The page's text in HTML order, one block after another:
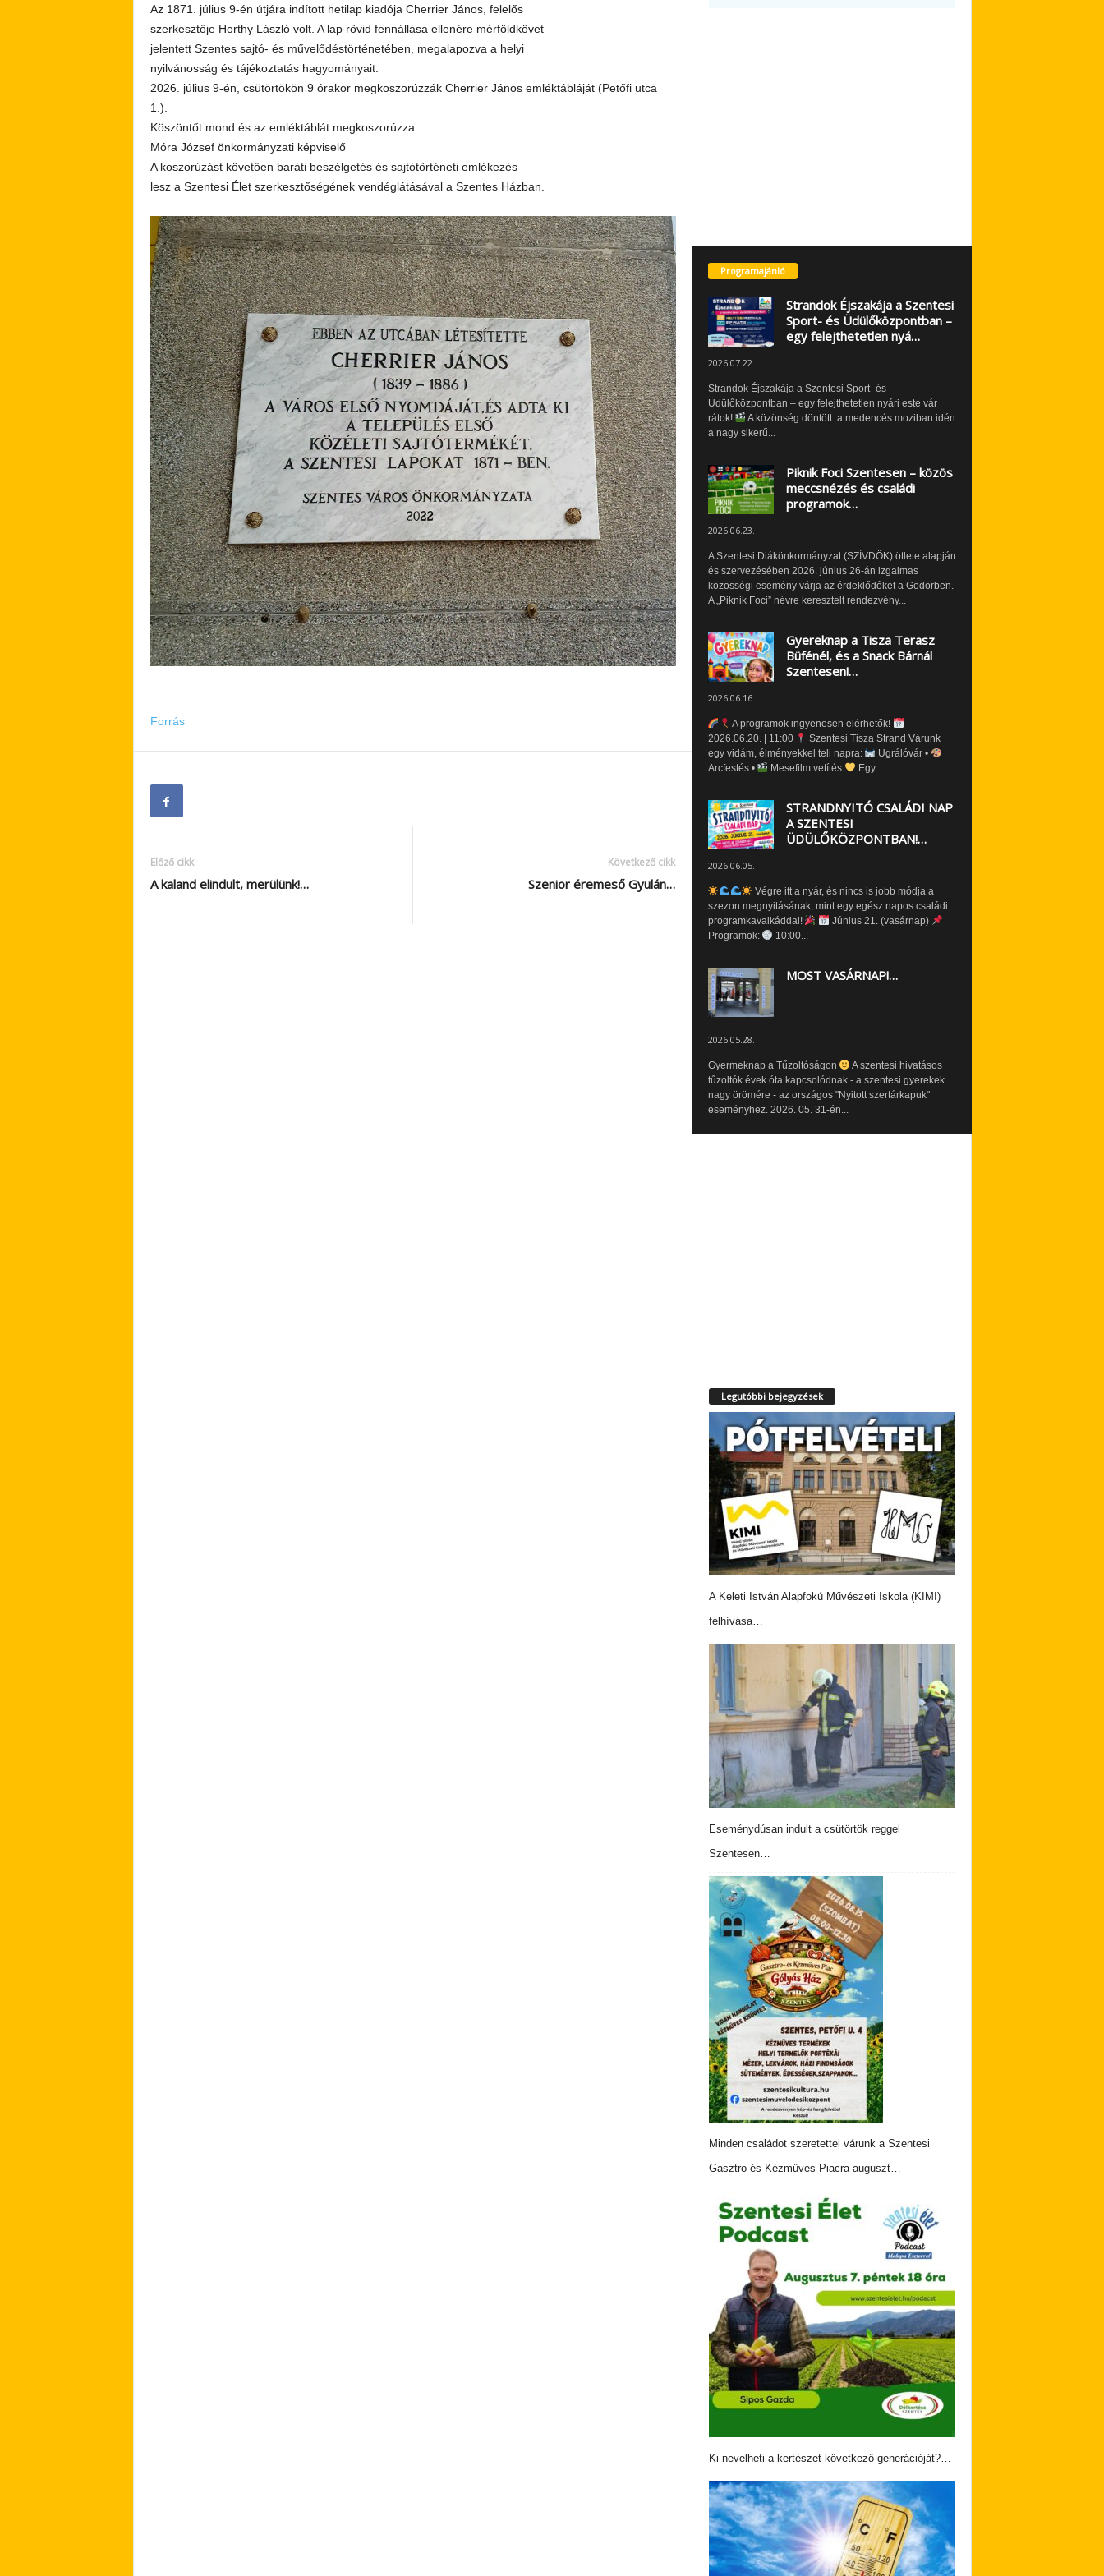
Az 1871. július 9-én útjára indított hetilap kiadója Cherrier János, felelős
szerkesztője Horthy László volt. A lap rövid fennállása ellenére mérföldkövet
jelentett Szentes sajtó- és művelődéstörténetében, megalapozva a helyi
nyilvánosság és tájékoztatás hagyományait.
2026. július 9-én, csütörtökön 9 órakor megkoszorúzzák Cherrier János emléktábláját (Petőfi utcа
1.).
Köszöntőt mond és az emléktáblát megkoszorúzza:
Móra József önkormányzati képviselő
A koszorúzást követően baráti beszélgetés és sajtótörténeti emlékezés
lesz a Szentesi Élet szerkesztőségének vendéglátásával a Szentes Házban.
Forrás
Előző cikk
A kaland elindult, merülünk!…
Következő cikk
Szenior éremeső Gyulán…
Programajánló
Strandok Éjszakája a Szentesi
Sport- és Üdülőközpontban –
egy felejthetetlen nyá…
2026.07.22.
Strandok Éjszakája a Szentesi Sport- és
Üdülőközpontban – egy felejthetetlen nyári este vár
rátok!
A közönség döntött: a medencés moziban idén
a nagy sikerű...
Piknik Foci Szentesen – közös
meccsnézés és családi
programok…
2026.06.23.
A Szentesi Diákönkormányzat (SZÍVDÖK) ötlete alapján
és szervezésében 2026. június 26-án izgalmas
közösségi esemény várja az érdeklődőket a Gödörben.
A „Piknik Foci” névre keresztelt rendezvény...
Gyereknap a Tisza Terasz
Büfénél, és a Snack Bárnál
Szentesen!…
2026.06.16.
A programok ingyenesen elérhetők!
2026.06.20. | 11:00
Szentesi Tisza Strand Várunk
egy vidám, élményekkel teli napra:
Ugrálóvár •
Arcfestés •
Mesefilm vetítés Egy...
STRANDNYITÓ CSALÁDI NAP
A SZENTESI
ÜDÜLŐKÖZPONTBAN!…
2026.06.05.
Végre itt a nyár, és nincs is jobb módja a
szezon megnyitásának, mint egy egész napos családi
programkavalkáddal!
Június 21. (vasárnap)
Programok:
10:00...
MOST VASÁRNAP!…
2026.05.28.
Gyermeknap a Tűzoltóságon
A szentesi hivatásos
tűzoltók évek óta kapcsolódnak - a szentesi gyerekek
nagy örömére - az országos "Nyitott szertárkapuk"
eseményhez. 2026. 05. 31-én...
Legutóbbi bejegyzések
A Keleti István Alapfokú Művészeti Iskola (KIMI)
felhívása…
Eseménydúsan indult a csütörtök reggel
Szentesen…
Minden családot szeretettel várunk a Szentesi
Gasztro és Kézműves Piacra auguszt…
Ki nevelheti a kertészet következő generációját?…